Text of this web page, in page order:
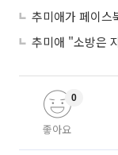
좋아요
0